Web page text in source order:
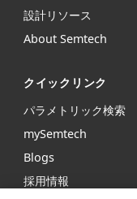
設計リソース
About Semtech
クイックリンク
パラメトリック検索
mySemtech
Blogs
採用情報